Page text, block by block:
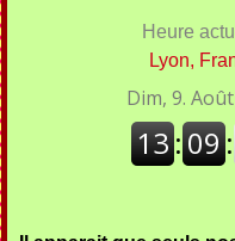
Heure
Lyon,